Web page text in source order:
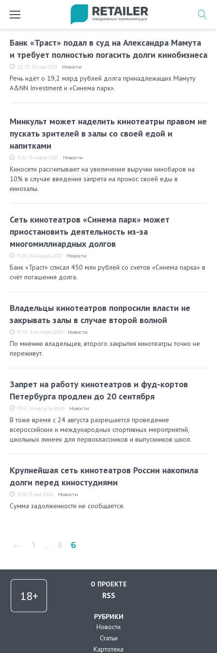
Метка:
сеть
кинотеатров
Банк «Траст» подал в суд на Александра Мамута
и требует полностью погасить долги кинобизнеса
22:32, 25 мая 2021 Новости
Речь идёт о 19,2 млрд рублей долга принадлежащих Мамуту
A&NN Investment и «Синема парк».
Минкульт может наделить кинотеатры правом не
пускать зрителей в залы со своей едой и
напитками
11:25, 19 марта 2021 Новости
Киносети рассчитывают на увеличение выручки кинобаров на
10% в случае введения запрета на пронос своей еды в
кинозалы.
Сеть кинотеатров «Синема парк» может
приостановить деятельность из-за
многомиллиардных долгов
11:26, 20 января 2021 Новости
Банк «Траст» списал 450 млн рублей со счетов «Синема парка» в
счёт погашения долга.
Владельцы кинотеатров попросили власти не
закрывать залы в случае второй волной
17:57, 5 октября 2020 Новости
По мнению владельцев, второго закрытия кинотеатры точно не
переживут.
Запрет на работу кинотеатров и фуд-кортов
Петербурга продлен до 20 сентября
19:41, 24 августа 2020 Новости
В тоже время с 24 августа разрешается проведение
всероссийских и международных спортивных мероприятий,
школьных линеек для первоклассников и выпускников школ.
Крупнейшая сеть кинотеатров России накопила
долги перед киностудиями
15:30, 11 мая 2020 Новости
Сумма задолженности не сообщается.
Пагинация
1 … 5 6
О ПРОЕКТЕ
RSS
РУБРИКИ
Новости
Статьи
Картотека